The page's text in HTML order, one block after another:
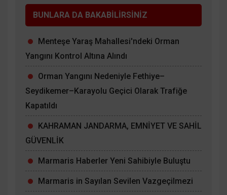
BUNLARA DA BAKABİLİRSİNİZ
Menteşe Yaraş Mahallesi'ndeki Orman
Yangını Kontrol Altına Alındı
Orman Yangını Nedeniyle Fethiye–
Seydikemer–Karayolu Geçici Olarak Trafiğe
Kapatıldı
KAHRAMAN JANDARMA, EMNİYET VE SAHİL
GÜVENLİK
Marmaris Haberler Yeni Sahibiyle Buluştu
Marmaris in Sayılan Sevilen Vazgeçilmezi